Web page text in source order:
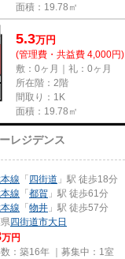
面積：19.78㎡
5.3万円
(管理費・共益費 4,000円)
敷：0ヶ月｜礼：0ヶ月
所在階：2階
間取り：1K
面積：19.78㎡
レジデンス
線 「四街道 」駅 徒歩18分
線 「都賀 」駅 徒歩61分
線 「物井 」駅 徒歩57分
四街道市大日
万円
：築16年 ｜募集中： 1室